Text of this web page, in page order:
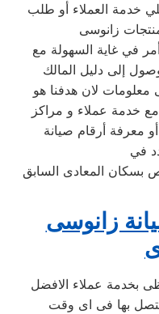
خدمة العملاء أو طلب
في غاية السهولة مع
إلى دليل المالك
لان هدفنا هو
مع خدمة عملاء و مراكز
معرفة أرقام صيانة
في
بسكان المعادى السابق
زانوسى
بخدمة عملاء الافضل
بها فى اى وقت